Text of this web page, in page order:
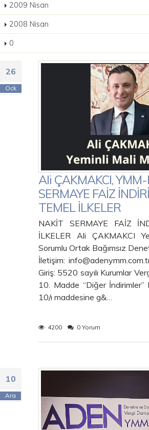
2009 Nisan
2008 Nisan
0
26
Ock
Ali ÇAKMAKCI,
SERMAYE FAİZ
TEMEL İLKELER
NAKİT SERMAYE FAİZ
İLKELER Ali ÇAKMAKCI
Sorumlu Ortak Bağımsız
İletişim:
Giriş: 5520 sayılı Kurumlar
10. Madde “Diğer
10/ı maddesine g&…
4200 0 Yorum
10
Ara